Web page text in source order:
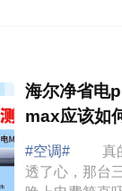
柜机和海尔
海尔净省电
max应该如
款好
#空调#
真的
透了心，那台